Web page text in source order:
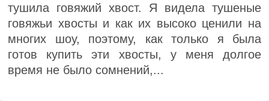
тушила говяжий хвост. Я видела тушеные
говяжьи хвосты и как их высоко ценили на
многих шоу, поэтому, как только я была
готов купить эти хвосты, у меня долгое
время не было сомнений,...